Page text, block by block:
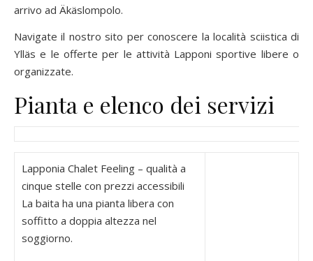
arrivo ad Äkäslompolo.
Navigate il nostro sito per conoscere la località sciistica di
Ylläs e le offerte per le attività Lapponi sportive libere o
organizzate.
Pianta e elenco dei servizi
Lapponia Chalet Feeling – qualità a
cinque stelle con prezzi accessibili
La baita ha una pianta libera con
soffitto a doppia altezza nel
soggiorno.